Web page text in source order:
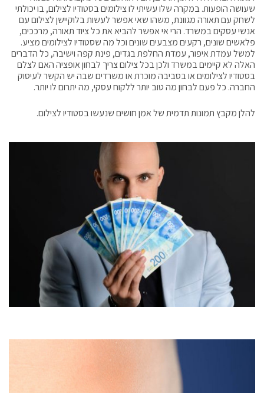
שעושה הופעות. במקרה שלו עשיתי לו צילומים בסטודיו לצילום, בו יכולתי
לשחק עם תאורה מגוונת, משהו שאי אפשר לעשות בלוקיישן לצילום עם
אנשי עסקים במשרד. הרי אי אפשר להביא את כל ציוד תאורה, מרככים,
פלאשים שונים, רקעים מצבעים שונים וכל מה שסטודיו לצילומים מציע.
למשל עמדת איפור, עמדת החלפת בגדים, פינת קפה וישיבה, כל הדברים
האלה לא קיימים במשרד ולכן בכל צילום צריך לבחון אופציה האם לצלם
בסטודיו לצילומים או בסביבה מוכרת או משרדים שבה יש הקשר לעיסוק
החברה. כל פעם לבחון מה טוב יותר ללקוח עסקי, מה יתרום לו יותר.
להלן מקבץ תמונות תדמית של אמן חושים שנעשו בסטודיו לצילום.